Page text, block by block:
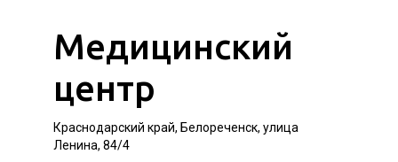
Медицинский
центр
Краснодарский край, Белореченск, улица
Ленина, 84/4